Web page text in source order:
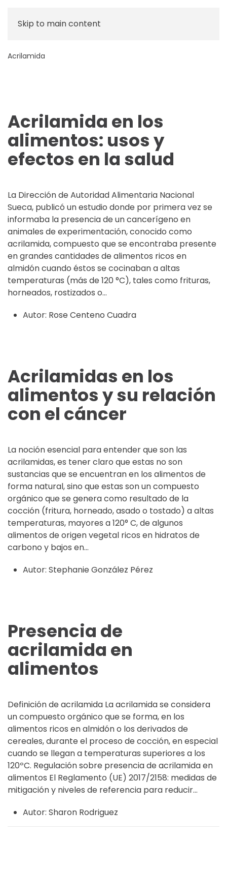
Skip to main content
Acrilamida
Acrilamida en los
alimentos: usos y
efectos en la salud
La Dirección de Autoridad Alimentaria Nacional
Sueca, publicó un estudio donde por primera vez se
informaba la presencia de un cancerígeno en
animales de experimentación, conocido como
acrilamida, compuesto que se encontraba presente
en grandes cantidades de alimentos ricos en
almidón cuando éstos se cocinaban a altas
temperaturas (más de 120 °C), tales como frituras,
horneados, rostizados o...
Autor: Rose Centeno Cuadra
Acrilamidas en los
alimentos y su relación
con el cáncer
La noción esencial para entender que son las
acrilamidas, es tener claro que estas no son
sustancias que se encuentran en los alimentos de
forma natural, sino que estas son un compuesto
orgánico que se genera como resultado de la
cocción (fritura, horneado, asado o tostado) a altas
temperaturas, mayores a 120° C, de algunos
alimentos de origen vegetal ricos en hidratos de
carbono y bajos en...
Autor: Stephanie González Pérez
Presencia de
acrilamida en
alimentos
Definición de acrilamida La acrilamida se considera
un compuesto orgánico que se forma, en los
alimentos ricos en almidón o los derivados de
cereales, durante el proceso de cocción, en especial
cuando se llegan a temperaturas superiores a los
120ºC. Regulación sobre presencia de acrilamida en
alimentos El Reglamento (UE) 2017/2158: medidas de
mitigación y niveles de referencia para reducir...
Autor: Sharon Rodriguez